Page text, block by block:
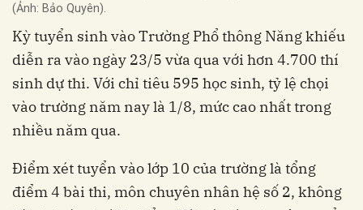
(Ảnh: Bảo Quyên).
Kỳ tuyển sinh vào Trường Phổ thông Năng khiếu
diễn ra vào ngày 23/5 vừa qua với hơn 4.700 thí
sinh dự thi. Với chỉ tiêu 595 học sinh, tỷ lệ chọi
vào trường năm nay là 1/8, mức cao nhất trong
nhiều năm qua.
Điểm xét tuyển vào lớp 10 của trường là tổng
điểm 4 bài thi, môn chuyên nhân hệ số 2, không